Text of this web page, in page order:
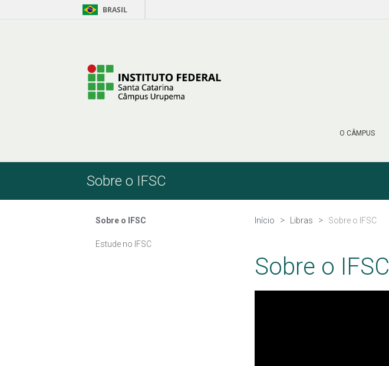
Pular para o Conteúdo BRASIL
O CÂMPUS
Sobre o IFSC
Sobre o IFSC
Estude no IFSC
Início Libras Sobre o IFSC
Sobre o IFSC